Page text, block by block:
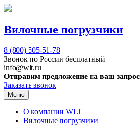
Вилочные погрузчики
8 (800) 505-51-78
Звонок по России бесплатный
info@wlt.ru
Отправим предложение на ваш запрос
Заказать звонок
Меню
О компании WLT
Вилочные погрузчики